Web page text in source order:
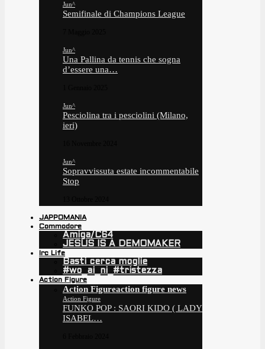
Jun^
Semifinale di Champions League
Jun^
Una Pallina da tennis che sogna
d’essere una…
Jun^
Pesciolina tra i pesciolini (Milano,
ieri)
Jun^
Sopravvissuta estate incommentabile
Stop
JAPPOMANIA
Commodore
Amiga/C64
JESUS IS A DEMOMAKER
Irc Life
Basti cerca moglie
#wo_ai_ni_#tristezza
Action Figure
Action Figureaction figure news
Action Figure
FUNKO POP : SAORI KIDO ( LADY
ISABEL…